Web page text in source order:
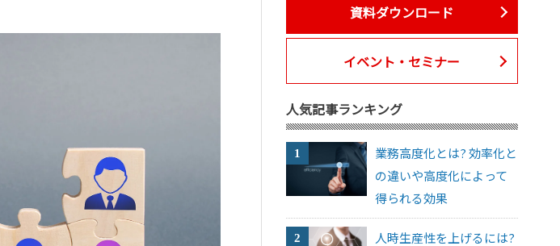
資料ダウンロード
イベント・セミナー
人気記事ランキング
業務高度化とは? 効率化と
の違いや高度化によって
得られる効果
人時生産性を上げるには?